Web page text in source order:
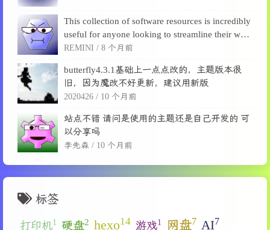
This collection of software resources is incredibly
useful for anyone looking to streamline their wor
kflow or enhance their creative projects. From o
REMINI /8 个月前
butterfly4.3.1基础上一点点改的，主题版本很
旧，因为魔改不好更新，建议用新版
2020426 / 10 个月前
站点不错 请问是使用的主题还是自己开发的 可
以分享吗
李先森 / 10 个月前
标签
打印机1 硬盘2 hexo14 游戏1 网盘7 AI7